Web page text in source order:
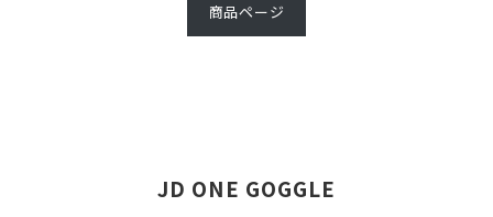
商品ページ
JD ONE GOGGLE